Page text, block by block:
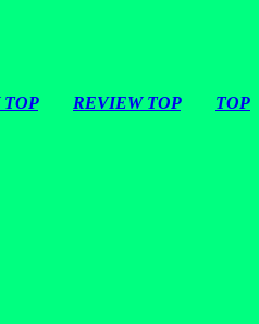
TOP REVIEW TOP TOP